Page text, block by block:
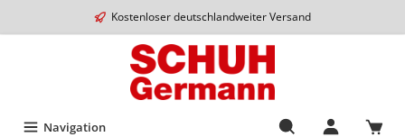
Kostenloser deutschlandweiter Versand
Navigation